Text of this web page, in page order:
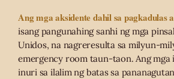
Ang mga aksidente dahil sa pagkadulas
isang pangunahing sanhi ng mga
Unidos, na nagreresulta sa milyun-
emergency room taun-taon. Ang mga
inuri sa ilalim ng batas sa